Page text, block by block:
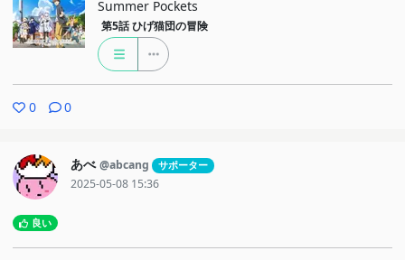
Summer Pockets
第5話 ひげ猫団の冒険
0 0
あべ @abcang サポーター
2025-05-08 15:36
良い